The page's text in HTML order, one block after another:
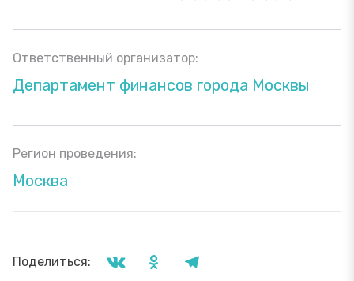
Ответственный организатор:
Департамент финансов города Москвы
Регион проведения:
Москва
Поделиться: